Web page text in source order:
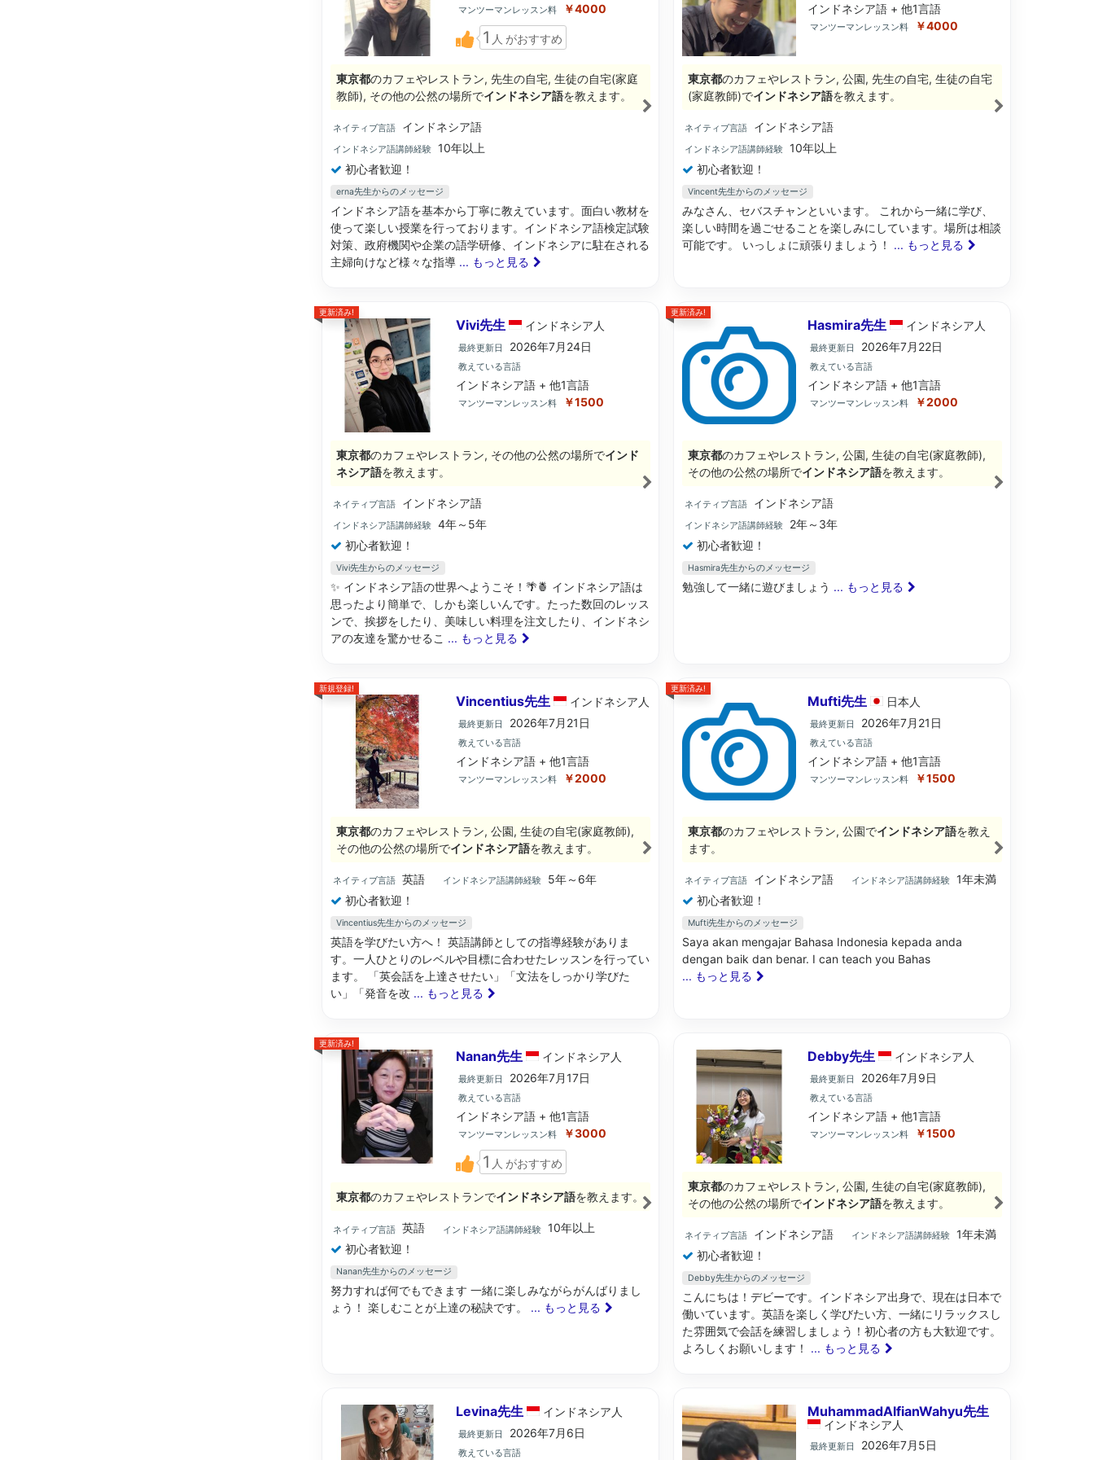
マンツーマンレッスン料 ￥4000
1 人 がおすすめ
東京都のカフェやレストラン, 先生の自宅, 生徒の自宅(家庭
教師), その他の公然の場所でインドネシア語を教えます。
ネイティブ言語 インドネシア語
インドネシア語講師経験
10年以上
初心者歓迎！
erna先生からのメッセージ
インドネシア語を基本から丁寧に教えています。面白い教材を
使って楽しい授業を行っております。インドネシア語検定試験
対策、政府機関や企業の語学研修、インドネシアに駐在される
主婦向けなど様々な指導 ... もっと見る
インドネシア語 + 他1言語
マンツーマンレッスン料 ￥4000
東京都のカフェやレストラン, 公園, 先生の自宅, 生徒の自宅
(家庭教師)でインドネシア語を教えます。
ネイティブ言語 インドネシア語
インドネシア語講師経験
10年以上
初心者歓迎！
Vincent先生からのメッセージ
みなさん、セバスチャンといいます。 これから一緒に学び、
楽しい時間を過ごせることを楽しみにしています。場所は相談
可能です。 いっしょに頑張りましょう！ ... もっと見る
更新済み!
Vivi先生 インドネシア 人
最終更新日 2026年7月24日
教えている言語
インドネシア語 + 他1言語
マンツーマンレッスン料 ￥1500
東京都のカフェやレストラン, その他の公然の場所でインド
ネシア語を教えます。
ネイティブ言語 インドネシア語
インドネシア語講師経験
4年～5年
初心者歓迎！
Vivi先生からのメッセージ
✨ インドネシア語の世界へようこそ！🌴🍍 インドネシア語は
思ったより簡単で、しかも楽しいんです。たった数回のレッス
ンで、挨拶をしたり、美味しい料理を注文したり、インドネシ
アの友達を驚かせるこ ... もっと見る
更新済み!
Hasmira先生 インドネシア 人
最終更新日 2026年7月22日
教えている言語
インドネシア語 + 他1言語
マンツーマンレッスン料 ￥2000
東京都のカフェやレストラン, 公園, 生徒の自宅(家庭教師),
その他の公然の場所でインドネシア語を教えます。
ネイティブ言語 インドネシア語
インドネシア語講師経験
2年～3年
初心者歓迎！
Hasmira先生からのメッセージ
勉強して一緒に遊びましょう ... もっと見る
新規登録!
Vincentius先生 インドネシア 人
最終更新日 2026年7月21日
教えている言語
インドネシア語 + 他1言語
マンツーマンレッスン料 ￥2000
東京都のカフェやレストラン, 公園, 生徒の自宅(家庭教師),
その他の公然の場所でインドネシア語を教えます。
ネイティブ言語 英語 インドネシア語講師経験
5年～6年
初心者歓迎！
Vincentius先生からのメッセージ
英語を学びたい方へ！ 英語講師としての指導経験がありま
す。一人ひとりのレベルや目標に合わせたレッスンを行ってい
ます。 「英会話を上達させたい」「文法をしっかり学びた
い」「発音を改 ... もっと見る
更新済み!
Mufti先生 日本 人
最終更新日 2026年7月21日
教えている言語
インドネシア語 + 他1言語
マンツーマンレッスン料 ￥1500
東京都のカフェやレストラン, 公園でインドネシア語を教え
ます。
ネイティブ言語 インドネシア語 インドネシア語講師経験
1年未満
初心者歓迎！
Mufti先生からのメッセージ
Saya akan mengajar Bahasa Indonesia kepada anda
dengan baik dan benar. I can teach you Bahas
... もっと見る
更新済み!
Nanan先生 インドネシア 人
最終更新日 2026年7月17日
教えている言語
インドネシア語 + 他1言語
マンツーマンレッスン料 ￥3000
1 人 がおすすめ
東京都のカフェやレストランでインドネシア語を教えます。
ネイティブ言語 英語 インドネシア語講師経験
10年以上
初心者歓迎！
Nanan先生からのメッセージ
努力すれば何でもできます 一緒に楽しみながらがんばりまし
ょう！ 楽しむことが上達の秘訣です。 ... もっと見る
Debby先生 インドネシア 人
最終更新日 2026年7月9日
教えている言語
インドネシア語 + 他1言語
マンツーマンレッスン料 ￥1500
東京都のカフェやレストラン, 公園, 生徒の自宅(家庭教師),
その他の公然の場所でインドネシア語を教えます。
ネイティブ言語 インドネシア語 インドネシア語講師経験
1年未満
初心者歓迎！
Debby先生からのメッセージ
こんにちは！デビーです。インドネシア出身で、現在は日本で
働いています。英語を楽しく学びたい方、一緒にリラックスし
た雰囲気で会話を練習しましょう！初心者の方も大歓迎です。
よろしくお願いします！ ... もっと見る
Levina先生 インドネシア 人
最終更新日 2026年7月6日
教えている言語
MuhammadAlfianWahyu先生
インドネシア 人
最終更新日 2026年7月5日